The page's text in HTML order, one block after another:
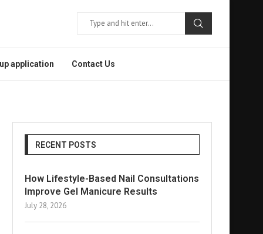
application Contact Us
RECENT POSTS
How Lifestyle-Based Nail Consultations
Improve Gel Manicure Results
July 28, 2026